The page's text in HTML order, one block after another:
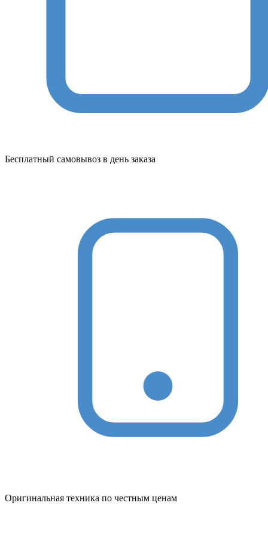
Бесплатный самовывоз в день заказа
Оригинальная техника по честным ценам